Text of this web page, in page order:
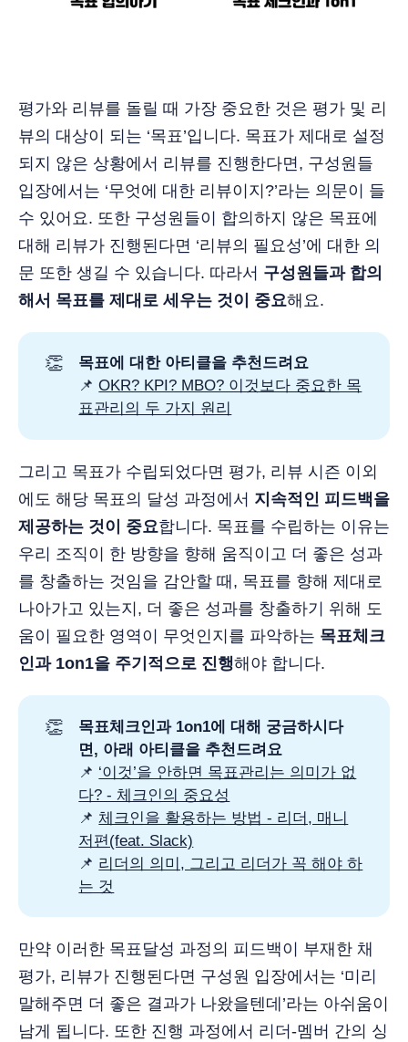
평가와 리뷰를 돌릴 때 가장 중요한 것은 평가 및 리
뷰의 대상이 되는 ‘목표’입니다. 목표가 제대로 설정
되지 않은 상황에서 리뷰를 진행한다면, 구성원들
입장에서는 ‘무엇에 대한 리뷰이지?’라는 의문이 들
수 있어요. 또한 구성원들이 합의하지 않은 목표에
대해 리뷰가 진행된다면 ‘리뷰의 필요성’에 대한 의
문 또한 생길 수 있습니다. 따라서 구성원들과 합의
해서 목표를 제대로 세우는 것이 중요해요.
👏
목표에 대한 아티클을 추천드려요
📌OKR? KPI? MBO? 이것보다 중요한 목
표관리의 두 가지 원리
그리고 목표가 수립되었다면 평가, 리뷰 시즌 이외
에도 해당 목표의 달성 과정에서 지속적인 피드백을
제공하는 것이 중요합니다. 목표를 수립하는 이유는
우리 조직이 한 방향을 향해 움직이고 더 좋은 성과
를 창출하는 것임을 감안할 때, 목표를 향해 제대로
나아가고 있는지, 더 좋은 성과를 창출하기 위해 도
움이 필요한 영역이 무엇인지를 파악하는 목표체크
인과 1on1을 주기적으로 진행해야 합니다.
👏
목표체크인과 1on1에 대해 궁금하시다
면, 아래 아티클을 추천드려요
📌 ‘이것’을 안하면 목표관리는 의미가 없
다? - 체크인의 중요성
📌 체크인을 활용하는 방법 - 리더, 매니
저편(feat. Slack)
📌 리더의 의미, 그리고 리더가 꼭 해야 하
는 것
만약 이러한 목표달성 과정의 피드백이 부재한 채
평가, 리뷰가 진행된다면 구성원 입장에서는 ‘미리
말해주면 더 좋은 결과가 나왔을텐데’라는 아쉬움이
남게 됩니다. 또한 진행 과정에서 리더-멤버 간의 싱